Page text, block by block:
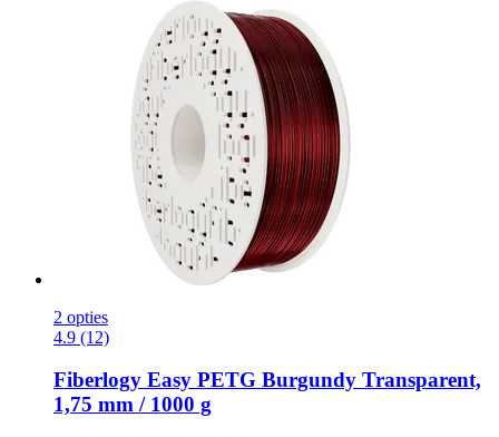
2 opties
4.9 (12)
Fiberlogy Easy PETG Burgundy Transparent,
1,75 mm / 1000 g